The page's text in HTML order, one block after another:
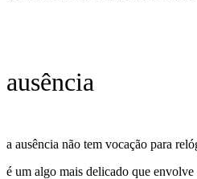
ausência
a ausência não tem vocação para
é um algo mais delicado que envolve